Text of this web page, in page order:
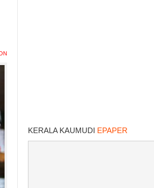
KERALA KAUMUDI EPAPER